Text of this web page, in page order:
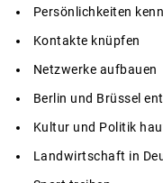
Persönlichkeiten
Kontakte knüpfen
Netzwerke aufbauen
Berlin und Brüssel
Kultur und Politik
Landwirtschaft in